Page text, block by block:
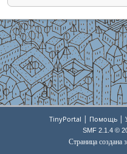
TinyPortal | Помощь |
SMF 2.1.4 ©
Страница создана